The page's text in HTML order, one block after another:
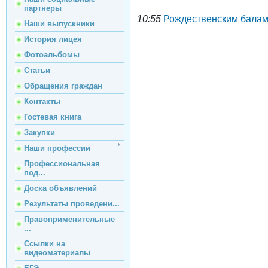
партнеры
Наши выпускники
История лицея
Фотоальбомы
Статьи
Обращения граждан
Контакты
Гостевая книга
Закупки
Наши профессии
Профессиональная
под...
Доска объявлений
Результаты проведени...
Правоприменительные
...
Ссылки на
видеоматериалы
10:55 Рождественским